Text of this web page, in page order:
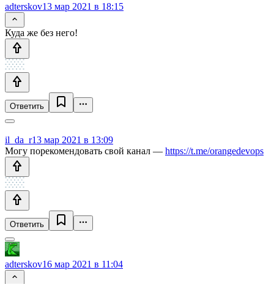
adterskov13 мар 2021 в 18:15
Куда же без него!
Ответить
il_da_r13 мар 2021 в 13:09
Могу порекомендовать свой канал — https://t.me/orangedevops
Ответить
adterskov16 мар 2021 в 11:04